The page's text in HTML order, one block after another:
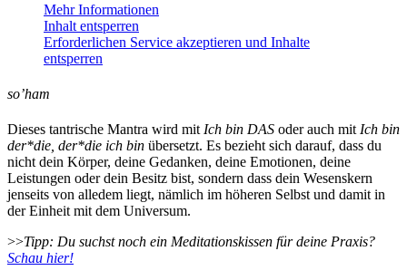
Mehr Informationen
Inhalt entsperren
Erforderlichen Service akzeptieren und Inhalte
entsperren
so’ham
Dieses tantrische Mantra wird mit Ich bin DAS oder auch mit Ich bin
der*die, der*die ich bin übersetzt. Es bezieht sich darauf, dass du
nicht dein Körper, deine Gedanken, deine Emotionen, deine
Leistungen oder dein Besitz bist, sondern dass dein Wesenskern
jenseits von alledem liegt, nämlich im höheren Selbst und damit in
der Einheit mit dem Universum.
>>Tipp: Du suchst noch ein Meditationskissen für deine Praxis?
Schau hier!